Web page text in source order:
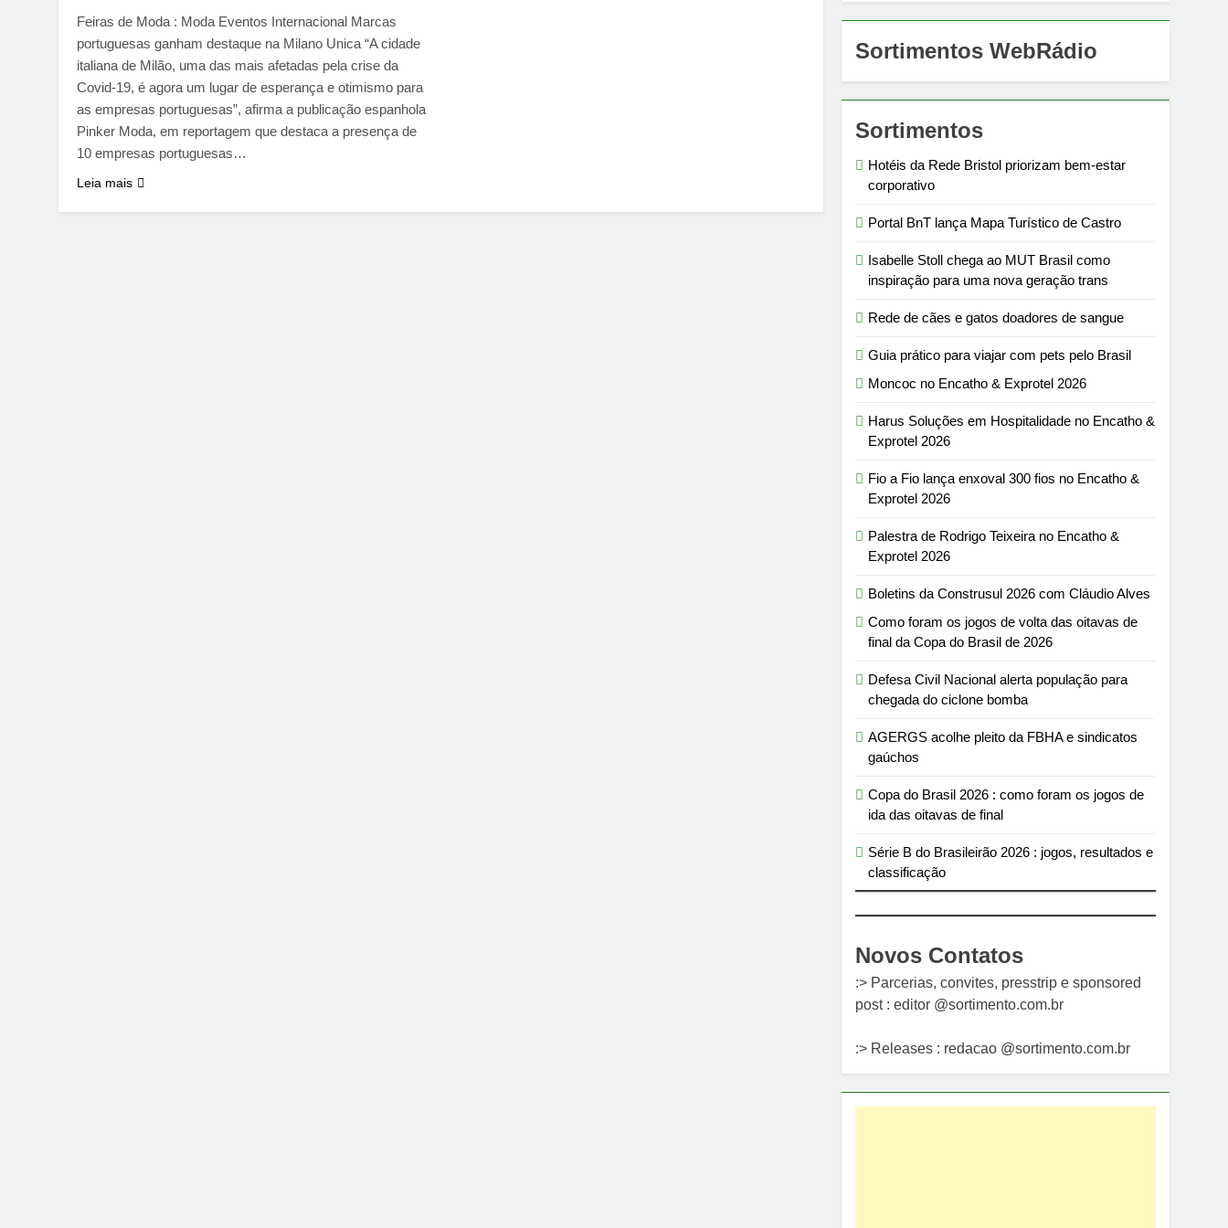
Feiras de Moda : Moda Eventos Internacional Marcas
portuguesas ganham destaque na Milano Unica “A cidade
italiana de Milão, uma das mais afetadas pela crise da
Covid-19, é agora um lugar de esperança e otimismo para
as empresas portuguesas”, afirma a publicação espanhola
Pinker Moda, em reportagem que destaca a presença de
10 empresas portuguesas…
Leia mais
Sortimentos WebRádio
Sortimentos
Hotéis da Rede Bristol priorizam bem-estar
corporativo
Portal BnT lança Mapa Turístico de Castro
Isabelle Stoll chega ao MUT Brasil como
inspiração para uma nova geração trans
Rede de cães e gatos doadores de sangue
Guia prático para viajar com pets pelo Brasil
Moncoc no Encatho & Exprotel 2026
Harus Soluções em Hospitalidade no Encatho &
Exprotel 2026
Fio a Fio lança enxoval 300 fios no Encatho &
Exprotel 2026
Palestra de Rodrigo Teixeira no Encatho &
Exprotel 2026
Boletins da Construsul 2026 com Cláudio Alves
Como foram os jogos de volta das oitavas de
final da Copa do Brasil de 2026
Defesa Civil Nacional alerta população para
chegada do ciclone bomba
AGERGS acolhe pleito da FBHA e sindicatos
gaúchos
Copa do Brasil 2026 : como foram os jogos de
ida das oitavas de final
Série B do Brasileirão 2026 : jogos, resultados e
classificação
Novos Contatos
:> Parcerias, convites, presstrip e sponsored
post : editor @sortimento.com.br
:> Releases : redacao @sortimento.com.br